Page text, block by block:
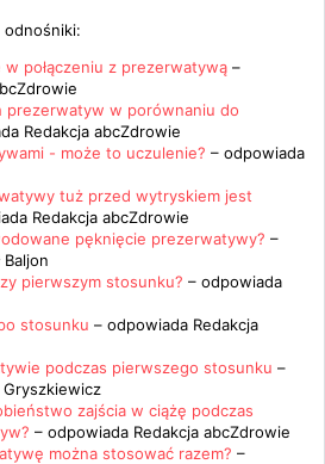
odnośniki:
połączeniu z prezerwatywą –
prezerwatyw w porównaniu do
Redakcja abcZdrowie
- może to uczulenie? – odpowiada
tuż przed wytryskiem jest
Redakcja abcZdrowie
pęknięcie prezerwatywy? –
Baljon
pierwszym stosunku? – odpowiada
stosunku – odpowiada Redakcja
podczas pierwszego stosunku –
zajścia w ciążę podczas
– odpowiada Redakcja abcZdrowie
można stosować razem? –